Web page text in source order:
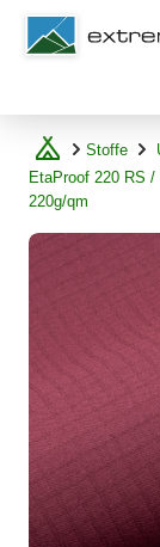
Shopware
Stoffe
EtaProof 220 RS
220g/qm